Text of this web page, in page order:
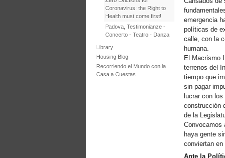
Coronavirus: the Right to
Health must come first!
Padova, Testimonianze -
Concerto - Teatro - Danza
del diritto alla casa
COP25, the International
Tribunal on Evictions re-
Library
Housing Blog
Recorriendo el Mundo con la
Casa a Cuestas
emergencia
políticas de
calle, con la
humana.
El Macrismo
terrenos del
tiempo que
sin pagar
lucrar con
construcción
de la
Convocamos
haya gente
conviertan en
Ante la